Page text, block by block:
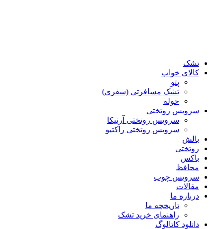
تشک
کالای خواب
پتو
تشک مسافرتی (سفری)
حوله
سرویس روتختی
سرویس روتختی آرنیکا
سرویس روتختی راکتیو
بالش
روتختی
باکس
محافظ
سرویس چوب
مقالات
درباره ما
تاریخچه ما
راهنمای خرید تشک
دانلود کاتالوگ